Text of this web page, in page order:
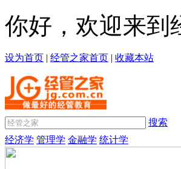
你好，欢迎来到
设为首页 | 经管之家首页 | 收藏本站
搜索
经济学 管理学 金融学 统计学